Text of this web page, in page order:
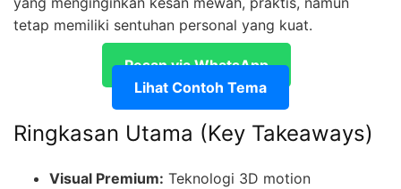
tetap memiliki sentuhan personal yang kuat.
Pesan via WhatsApp
Lihat Contoh Tema
Ringkasan Utama (Key Takeaways)
Visual Premium: Teknologi 3D motion